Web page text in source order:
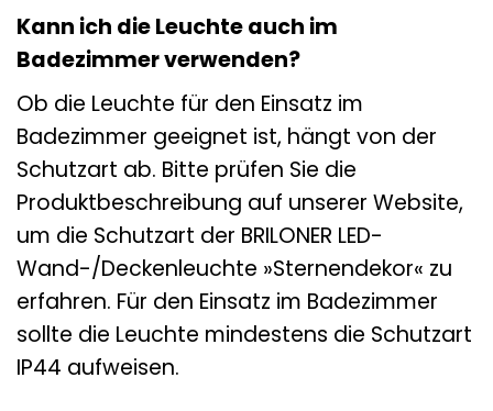
Kann ich die Leuchte auch im
Badezimmer verwenden?
Ob die Leuchte für den Einsatz im
Badezimmer geeignet ist, hängt von der
Schutzart ab. Bitte prüfen Sie die
Produktbeschreibung auf unserer Website,
um die Schutzart der BRILONER LED-
Wand-/Deckenleuchte »Sternendekor« zu
erfahren. Für den Einsatz im Badezimmer
sollte die Leuchte mindestens die Schutzart
IP44 aufweisen.